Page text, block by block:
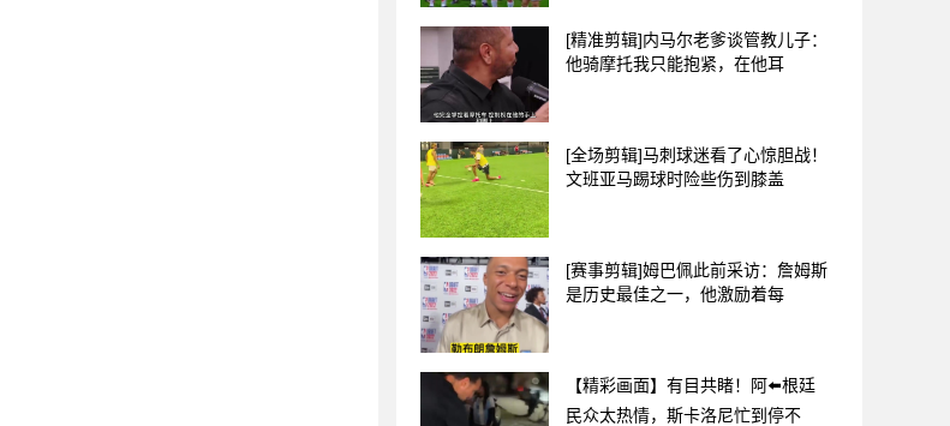
[精准剪辑]内马尔老爹谈管教儿子：
他骑摩托我只能抱紧，在他耳
[全场剪辑]马刺球迷看了心惊胆战！
文班亚马踢球时险些伤到膝盖
[赛事剪辑]姆巴佩此前采访：詹姆斯
是历史最佳之一，他激励着每
【精彩画面】有目共睹！阿⬅️根廷
民众太热情，斯卡洛尼忙到停不